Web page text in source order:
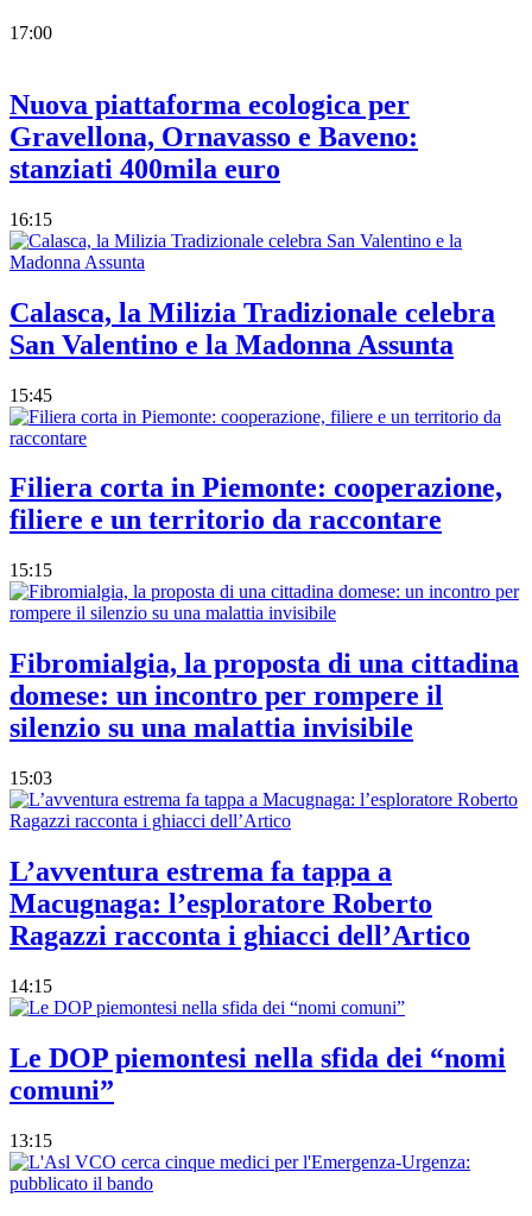
17:00
Nuova piattaforma ecologica per
Gravellona, Ornavasso e Baveno:
stanziati 400mila euro
16:15
Calasca, la Milizia Tradizionale celebra
San Valentino e la Madonna Assunta
15:45
Filiera corta in Piemonte: cooperazione,
filiere e un territorio da raccontare
15:15
Fibromialgia, la proposta di una cittadina
domese: un incontro per rompere il
silenzio su una malattia invisibile
15:03
L’avventura estrema fa tappa a
Macugnaga: l’esploratore Roberto
Ragazzi racconta i ghiacci dell’Artico
14:15
Le DOP piemontesi nella sfida dei “nomi
comuni”
13:15